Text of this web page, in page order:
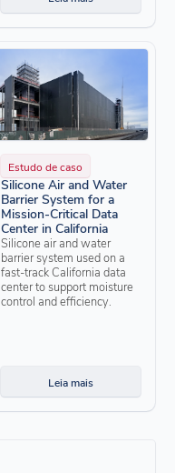
Estudo de caso
Silicone Air and Water
Barrier System for a
Mission-Critical Data
Center in California
Silicone air and water
barrier system used on a
fast-track California data
center to support moisture
control and efficiency.
Leia mais